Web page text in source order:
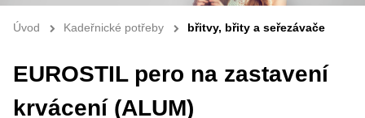
Úvod Kadeřnické potřeby břitvy, břity a seřezávače
EUROSTIL pero na zastavení
krvácení (ALUM)